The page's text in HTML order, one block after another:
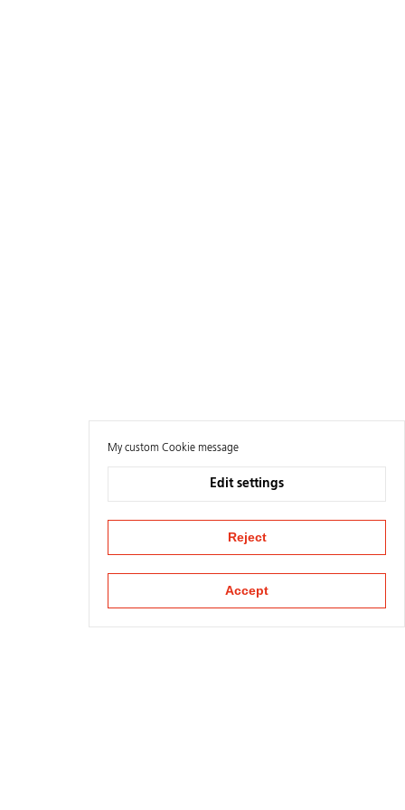
My custom Cookie message
Edit settings
Reject
Accept